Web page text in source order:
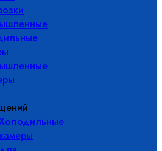
камеры